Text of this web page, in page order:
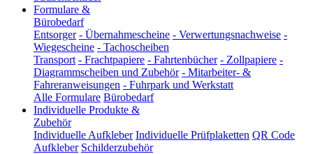
Formulare &
Bürobedarf
Entsorger - Übernahmescheine - Verwertungsnachweise -
Wiegescheine - Tachoscheiben
Transport - Frachtpapiere - Fahrtenbücher - Zollpapiere -
Diagrammscheiben und Zubehör - Mitarbeiter- &
Fahreranweisungen - Fuhrpark und Werkstatt
Alle Formulare Bürobedarf
Individuelle Produkte &
Zubehör
Individuelle Aufkleber Individuelle Prüfplaketten QR Code
Aufkleber Schilderzubehör